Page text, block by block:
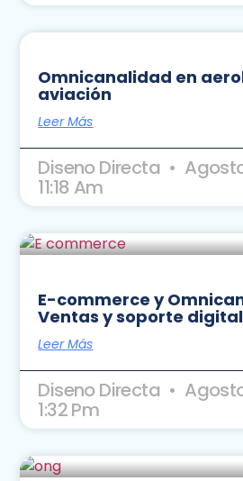
Omnicanalidad en
aviación
Leer Más
Diseno Directa
11:18 Am
E-commerce y
Ventas y soporte digital
Leer Más
Diseno Directa
1:32 Pm